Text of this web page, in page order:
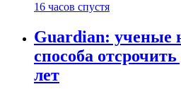
16 часов спустя
Guardian: ученые
способа
лет